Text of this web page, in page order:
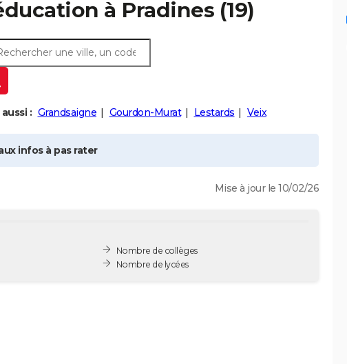
à Pradines (19)
: Grandsaigne Gourdon-Murat Lestards Veix
infos à pas rater
Mise à jour le 10/02/26
Nombre de collèges
Nombre de lycées